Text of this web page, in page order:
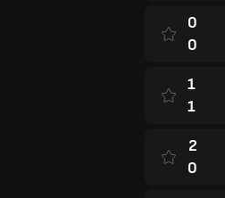
0
0
1
1
2
0